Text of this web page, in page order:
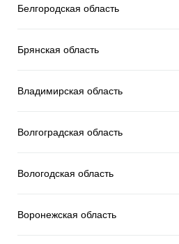
Белгородская область
Брянская область
Владимирская область
Волгоградская область
Вологодская область
Воронежская область